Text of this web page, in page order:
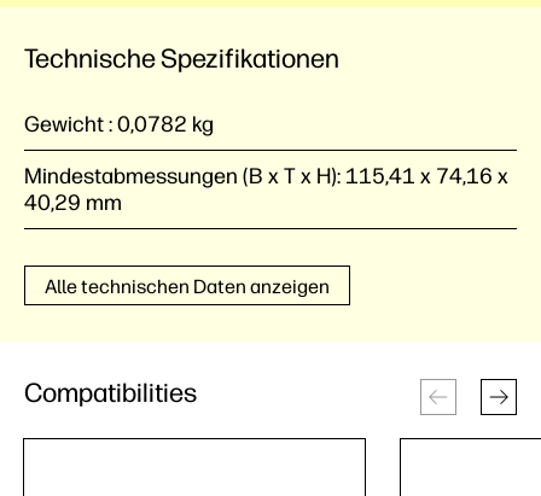
Technische Spezifikationen
Gewicht :0,0782 kg
Mindestabmessungen (B x T x H): 115,41 x 74,16 x
40,29 mm
Alle technischen Daten anzeigen
Compatibilities